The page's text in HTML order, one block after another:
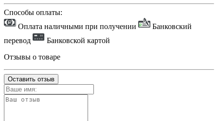
Способы оплаты:
Оплата наличными при получении
Банковский
перевод
Банковской картой
Отзывы о товаре
Оставить отзыв